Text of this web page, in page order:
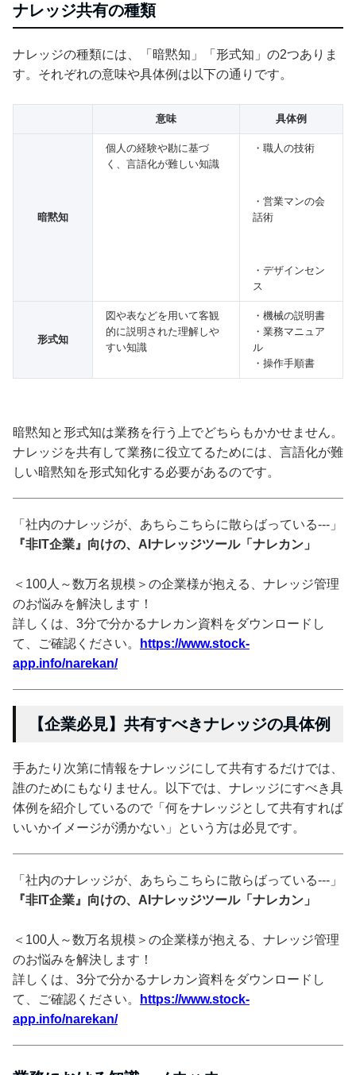
ナレッジ共有の種類
ナレッジの種類には、「暗黙知」「形式知」の2つありま
す。それぞれの意味や具体例は以下の通りです。
意味 具体例
暗黙知
個人の経験や勘に基づ
く、言語化が難しい知識
・職人の技術
・営業マンの会
話術
・デザインセン
ス
形式知
図や表などを用いて客観
的に説明された理解しや
すい知識
・機械の説明書
・業務マニュア
ル
・操作手順書
暗黙知と形式知は業務を行う上でどちらもかかせません。
ナレッジを共有して業務に役立てるためには、言語化が難
しい暗黙知を形式知化する必要があるのです。
「社内のナレッジが、あちらこちらに散らばっている---」
『非IT企業』向けの、AIナレッジツール「ナレカン」
＜100人～数万名規模＞の企業様が抱える、ナレッジ管理
のお悩みを解決します！
詳しくは、3分で分かるナレカン資料をダウンロードし
て、ご確認ください。
https://www.stock-
app.info/narekan/
【企業必見】共有すべきナレッジの具体例
手あたり次第に情報をナレッジにして共有するだけでは、
誰のためにもなりません。以下では、ナレッジにすべき具
体例を紹介しているので「何をナレッジとして共有すれば
いいかイメージが湧かない」という方は必見です。
「社内のナレッジが、あちらこちらに散らばっている---」
『非IT企業』向けの、AIナレッジツール「ナレカン」
＜100人～数万名規模＞の企業様が抱える、ナレッジ管理
のお悩みを解決します！
詳しくは、3分で分かるナレカン資料をダウンロードし
て、ご確認ください。
https://www.stock-
app.info/narekan/